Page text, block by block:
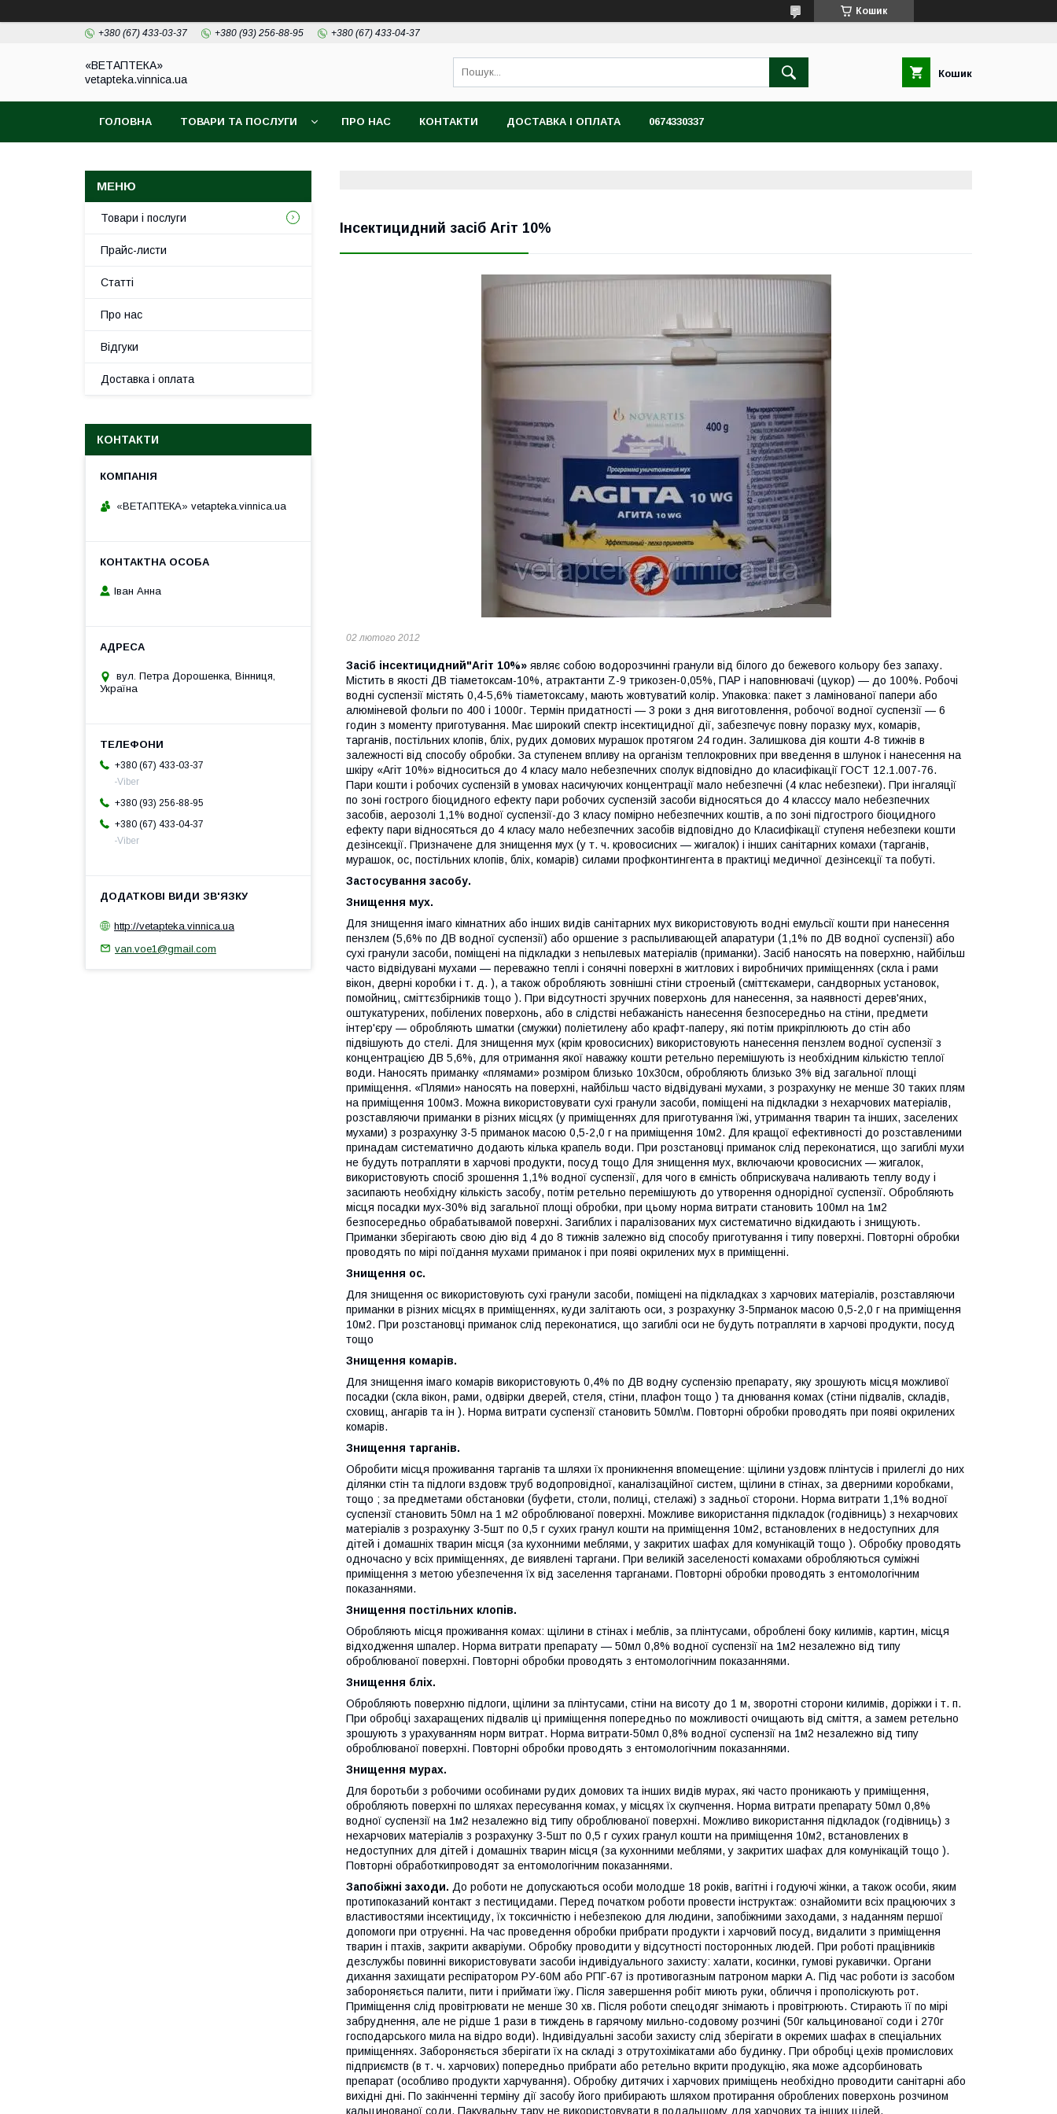
Кошик
+380 (67) 433-03-37 +380 (93) 256-88-95 +380 (67) 433-04-37
«ВЕТАПТЕКА»
vetapteka.vinnica.ua
Кошик
ГОЛОВНА ТОВАРИ ТА ПОСЛУГИ ПРО НАС КОНТАКТИ ДОСТАВКА І ОПЛАТА 0674330337
Інсектицидний засіб Агіт 10%
02 лютого 2012
Засіб інсектицидний"Агіт 10%» являє собою водорозчинні гранули від білого до бежевого кольору без запаху.
Містить в якості ДВ тіаметоксам-10%, атрактанти Z-9 трикозен-0,05%, ПАР і наповнювачі (цукор) — до 100%. Робочі
водні суспензії містять 0,4-5,6% тіаметоксаму, мають жовтуватий колір. Упаковка: пакет з ламінованої папери або
алюміневой фольги по 400 і 1000г. Термін придатності — 3 роки з дня виготовлення, робочої водної суспензії — 6
годин з моменту приготування. Має широкий спектр інсектицидної дії, забезпечує повну поразку мух, комарів,
тарганів, постільних клопів, бліх, рудих домових мурашок протягом 24 годин. Залишкова дія кошти 4-8 тижнів в
залежності від способу обробки. За ступенем впливу на організм теплокровних при введення в шлунок і нанесення на
шкіру «Агіт 10%» відноситься до 4 класу мало небезпечних сполук відповідно до класифікації ГОСТ 12.1.007-76.
Пари кошти і робочих суспензій в умовах насичуючих концентрації мало небезпечні (4 клас небезпеки). При інгаляції
по зоні гострого біоцидного ефекту пари робочих суспензій засоби відносяться до 4 класссу мало небезпечних
засобів, аерозолі 1,1% водної суспензії-до 3 класу помірно небезпечних коштів, а по зоні підгострого біоцидного
ефекту пари відносяться до 4 класу мало небезпечних засобів відповідно до Класифікації ступеня небезпеки кошти
дезінсекції. Призначене для знищення мух (у т. ч. кровосисних — жигалок) і інших санітарних комахи (тарганів,
мурашок, ос, постільних клопів, бліх, комарів) силами профконтингента в практиці медичної дезінсекції та побуті.
Застосування засобу.
Знищення мух.
Для знищення імаго кімнатних або інших видів санітарних мух використовують водні емульсії кошти при нанесення
пензлем (5,6% по ДВ водної суспензії) або оршение з распыливающей апаратури (1,1% по ДВ водної суспензії) або
сухі гранули засоби, поміщені на підкладки з непылевых матеріалів (приманки). Засіб наносять на поверхню, найбільш
часто відвідувані мухами — переважно теплі і сонячні поверхні в житлових і виробничих приміщеннях (скла і рами
вікон, дверні коробки і т. д. ), а також обробляють зовнішні стіни строеный (сміттєкамери, сандворных установок,
помойниц, сміттєзбірників тощо ). При відсутності зручних поверхонь для нанесення, за наявності дерев'яних,
оштукатурених, побілених поверхонь, або в слідстві небажаність нанесення безпосередньо на стіни, предмети
інтер'єру — обробляють шматки (смужки) поліетилену або крафт-паперу, які потім прикріплюють до стін або
підвішують до стелі. Для знищення мух (крім кровосисних) використовують нанесення пензлем водної суспензії з
концентрацією ДВ 5,6%, для отримання якої наважку кошти ретельно перемішують із необхідним кількістю теплої
води. Наносять приманку «плямами» розміром близько 10х30см, обробляють близько 3% від загальної площі
приміщення. «Плями» наносять на поверхні, найбільш часто відвідувані мухами, з розрахунку не менше 30 таких плям
на приміщення 100м3. Можна використовувати сухі гранули засоби, поміщені на підкладки з нехарчових матеріалів,
розставляючи приманки в різних місцях (у приміщеннях для приготування їжі, утримання тварин та інших, заселених
мухами) з розрахунку 3-5 приманок масою 0,5-2,0 г на приміщення 10м2. Для кращої ефективності до розставленими
принадам систематично додають кілька крапель води. При розстановці приманок слід переконатися, що загиблі мухи
не будуть потрапляти в харчові продукти, посуд тощо Для знищення мух, включаючи кровосисних — жигалок,
використовують спосіб зрошення 1,1% водної суспензії, для чого в ємність обприскувача наливають теплу воду і
засипають необхідну кількість засобу, потім ретельно перемішують до утворення однорідної суспензії. Обробляють
місця посадки мух-30% від загальної площі обробки, при цьому норма витрати становить 100мл на 1м2
безпосередньо обрабатывамой поверхні. Загиблих і паралізованих мух систематично відкидають і знищують.
Приманки зберігають свою дію від 4 до 8 тижнів залежно від способу приготування і типу поверхні. Повторні обробки
проводять по мірі поїдання мухами приманок і при появі окрилених мух в приміщенні.
Знищення ос.
Для знищення ос використовують сухі гранули засоби, поміщені на підкладках з харчових матеріалів, розставляючи
приманки в різних місцях в приміщеннях, куди залітають оси, з розрахунку 3-5прманок масою 0,5-2,0 г на приміщення
10м2. При розстановці приманок слід переконатися, що загиблі оси не будуть потрапляти в харчові продукти, посуд
тощо
Знищення комарів.
Для знищення імаго комарів використовують 0,4% по ДВ водну суспензію препарату, яку зрошують місця можливої
посадки (скла вікон, рами, одвірки дверей, стеля, стіни, плафон тощо ) та днювання комах (стіни підвалів, складів,
сховищ, ангарів та ін ). Норма витрати суспензії становить 50мл\м. Повторні обробки проводять при появі окрилених
комарів.
Знищення тарганів.
Обробити місця проживання тарганів та шляхи їх проникнення впомещение: щілини уздовж плінтусів і прилеглі до них
ділянки стін та підлоги вздовж труб водопровідної, каналізаційної систем, щілини в стінах, за дверними коробками,
тощо ; за предметами обстановки (буфети, столи, полиці, стелажі) з задньої сторони. Норма витрати 1,1% водної
суспензії становить 50мл на 1 м2 оброблюваної поверхні. Можливе використання підкладок (годівниць) з нехарчових
матеріалів з розрахунку 3-5шт по 0,5 г сухих гранул кошти на приміщення 10м2, встановлених в недоступних для
дітей і домашніх тварин місця (за кухонними меблями, у закритих шафах для комунікацій тощо ). Обробку проводять
одночасно у всіх приміщеннях, де виявлені таргани. При великій заселеності комахами обробляються суміжні
приміщення з метою убезпечення їх від заселення тарганами. Повторні обробки проводять з ентомологічним
показаннями.
Знищення постільних клопів.
Обробляють місця проживання комах: щілини в стінах і меблів, за плінтусами, оброблені боку килимів, картин, місця
відходження шпалер. Норма витрати препарату — 50мл 0,8% водної суспензії на 1м2 незалежно від типу
оброблюваної поверхні. Повторні обробки проводять з ентомологічним показаннями.
Знищення бліх.
Обробляють поверхню підлоги, щілини за плінтусами, стіни на висоту до 1 м, зворотні сторони килимів, доріжки і т. п.
При обробці захаращених підвалів ці приміщення попередньо по можливості очищають від сміття, а замем ретельно
зрошують з урахуванням норм витрат. Норма витрати-50мл 0,8% водної суспензії на 1м2 незалежно від типу
оброблюваної поверхні. Повторні обробки проводять з ентомологічним показаннями.
Знищення мурах.
Для боротьби з робочими особинами рудих домових та інших видів мурах, які часто проникають у приміщення,
обробляють поверхні по шляхах пересування комах, у місцях їх скупчення. Норма витрати препарату 50мл 0,8%
водної суспензії на 1м2 незалежно від типу оброблюваної поверхні. Можливо використання підкладок (годівниць) з
нехарчових матеріалів з розрахунку 3-5шт по 0,5 г сухих гранул кошти на приміщення 10м2, встановлених в
недоступних для дітей і домашніх тварин місця (за кухонними меблями, у закритих шафах для комунікацій тощо ).
Повторні обработкипроводят за ентомологічним показаннями.
Запобіжні заходи. До роботи не допускаються особи молодше 18 років, вагітні і годуючі жінки, а також особи, яким
протипоказаний контакт з пестицидами. Перед початком роботи провести інструктаж: ознайомити всіх працюючих з
властивостями інсектициду, їх токсичністю і небезпекою для людини, запобіжними заходами, з наданням першої
допомоги при отруєнні. На час проведення обробки прибрати продукти і харчовий посуд, видалити з приміщення
тварин і птахів, закрити акваріуми. Обробку проводити у відсутності посторонных людей. При роботі працівників
дезслужбы повинні використовувати засоби індивідуального захисту: халати, косинки, гумові рукавички. Органи
дихання захищати респіратором РУ-60М або РПГ-67 із противогазным патроном марки А. Під час роботи із засобом
забороняється палити, пити і приймати їжу. Після завершення робіт миють руки, обличчя і прополіскують рот.
Приміщення слід провітрювати не менше 30 хв. Після роботи спецодяг знімають і провітрюють. Стирають її по мірі
забруднення, але не рідше 1 рази в тиждень в гарячому мильно-содовому розчині (50г кальцинованої соди і 270г
господарського мила на відро води). Індивідуальні засоби захисту слід зберігати в окремих шафах в спеціальних
приміщеннях. Забороняється зберігати їх на складі з отрутохімікатами або будинку. При обробці цехів промислових
підприємств (в т. ч. харчових) попередньо прибрати або ретельно вкрити продукцію, яка може адсорбиновать
препарат (особливо продукти харчування). Обробку дитячих і харчових приміщень необхідно проводити санітарні або
вихідні дні. По закінченні терміну дії засобу його прибирають шляхом протирання оброблених поверхонь розчином
кальцинованої соди. Пакувальну тару не використовувати в подальшому для харчових та інших цілей.
Товари і послуги
Прайс-листи
Статті
Про нас
Відгуки
Доставка і оплата
КОНТАКТИ
«ВЕТАПТЕКА» vetapteka.vinnica.ua
Іван Анна
вул. Петра Дорошенка, Вінниця,
Україна
+380 (67) 433-03-37
-Viber
+380 (93) 256-88-95
+380 (67) 433-04-37
-Viber
http://vetapteka.vinnica.ua
van.voe1@gmail.com